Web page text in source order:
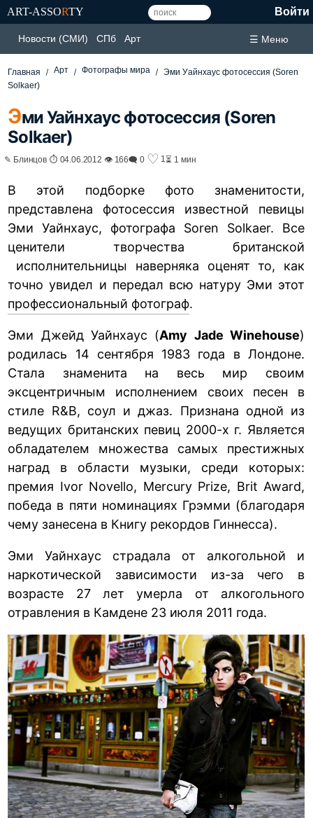
ART-ASSORTY Войти
Новости (СМИ) СПб Арт ☰ Меню
Главная Арт Фотографы мира
Эми Уайнхаус фотосессия (Soren
Solkaer)
Эми Уайнхаус фотосессия (Soren
Solkaer)
✎ Блинцов ⏱ 04.06.2012 👁 166🗨 0 ♡ 1⏳ 1 мин
В этой подборке фото знаменитости,
представлена фотосессия известной певицы
Эми Уайнхаус, фотографа Soren Solkaer. Все
ценители творчества британской
исполнительницы наверняка оценят то, как
точно увидел и передал всю натуру Эми этот
профессиональный фотограф.
Эми Джейд Уайнхаус (Amy Jade Winehouse)
родилась 14 сентября 1983 года в Лондоне.
Стала знаменита на весь мир своим
эксцентричным исполнением своих песен в
стиле R&B, соул и джаз. Признана одной из
ведущих британских певиц 2000-х г. Является
обладателем множества самых престижных
наград в области музыки, среди которых:
премия Ivor Novello, Mercury Prize, Brit Award,
победа в пяти номинациях Грэмми (благодаря
чему занесена в Книгу рекордов Гиннесса).
Эми Уайнхаус страдала от алкогольной и
наркотической зависимости из-за чего в
возрасте 27 лет умерла от алкогольного
отравления в Камдене 23 июля 2011 года.